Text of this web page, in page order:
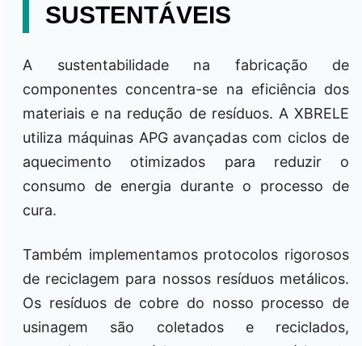
SUSTENTÁVEIS
A sustentabilidade na fabricação de
componentes concentra-se na eficiência dos
materiais e na redução de resíduos. A XBRELE
utiliza máquinas APG avançadas com ciclos de
aquecimento otimizados para reduzir o
consumo de energia durante o processo de
cura.
Também implementamos protocolos rigorosos
de reciclagem para nossos resíduos metálicos.
Os resíduos de cobre do nosso processo de
usinagem são coletados e reciclados,